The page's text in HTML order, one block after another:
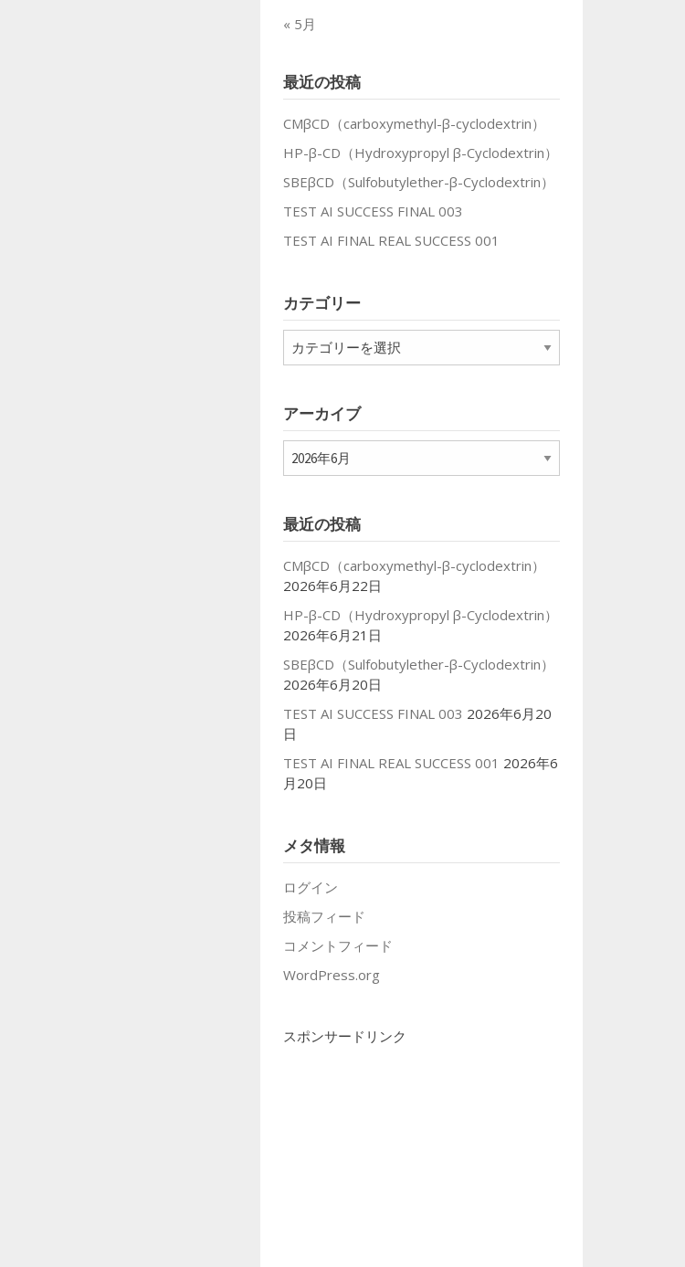
« 5月
最近の投稿
CMβCD（carboxymethyl-β-cyclodextrin）
HP-β-CD（Hydroxypropyl β-Cyclodextrin）
SBEβCD（Sulfobutylether-β-Cyclodextrin）
TEST AI SUCCESS FINAL 003
TEST AI FINAL REAL SUCCESS 001
カテゴリー
テ
ー
アーカイブ
ア
ブ
最近の投稿
CMβCD（carboxymethyl-β-cyclodextrin）
2026年6月22日
HP-β-CD（Hydroxypropyl β-Cyclodextrin）
2026年6月21日
SBEβCD（Sulfobutylether-β-Cyclodextrin）
2026年6月20日
TEST AI SUCCESS FINAL 003 2026年6月20
日
TEST AI FINAL REAL SUCCESS 001 2026年6
月20日
メタ情報
ログイン
投稿フィード
コメントフィード
WordPress.org
スポンサードリンク